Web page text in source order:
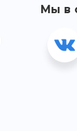
Мы в